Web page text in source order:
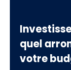
quel
votre